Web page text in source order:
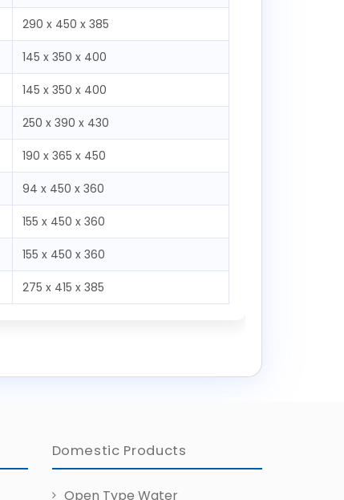
290 x 450 x 385
145 x 350 x 400
145 x 350 x 400
250 x 390 x 430
190 x 365 x 450
94 x 450 x 360
155 x 450 x 360
155 x 450 x 360
275 x 415 x 385
Domestic Products
Open Type Water